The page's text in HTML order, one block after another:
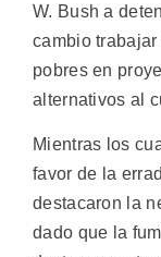
W. Bush a
cambio
pobres en
alternativos al
Mientras los
favor de la
destacaron la
dado que la